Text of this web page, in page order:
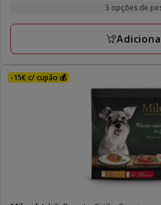
a
3 opções de
-15€ c/ cupão 💰